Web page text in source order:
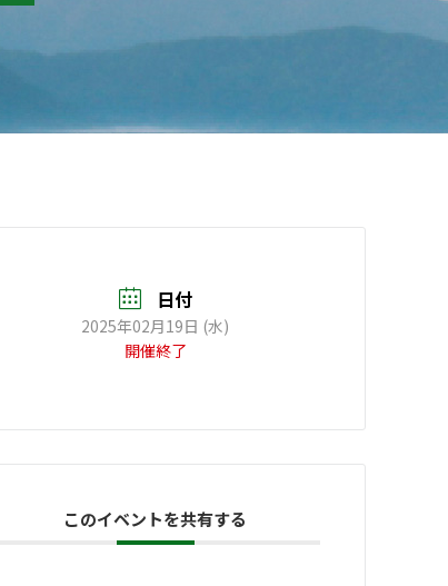
日付
2025年02月19日 (水)
開催終了
このイベントを共有する